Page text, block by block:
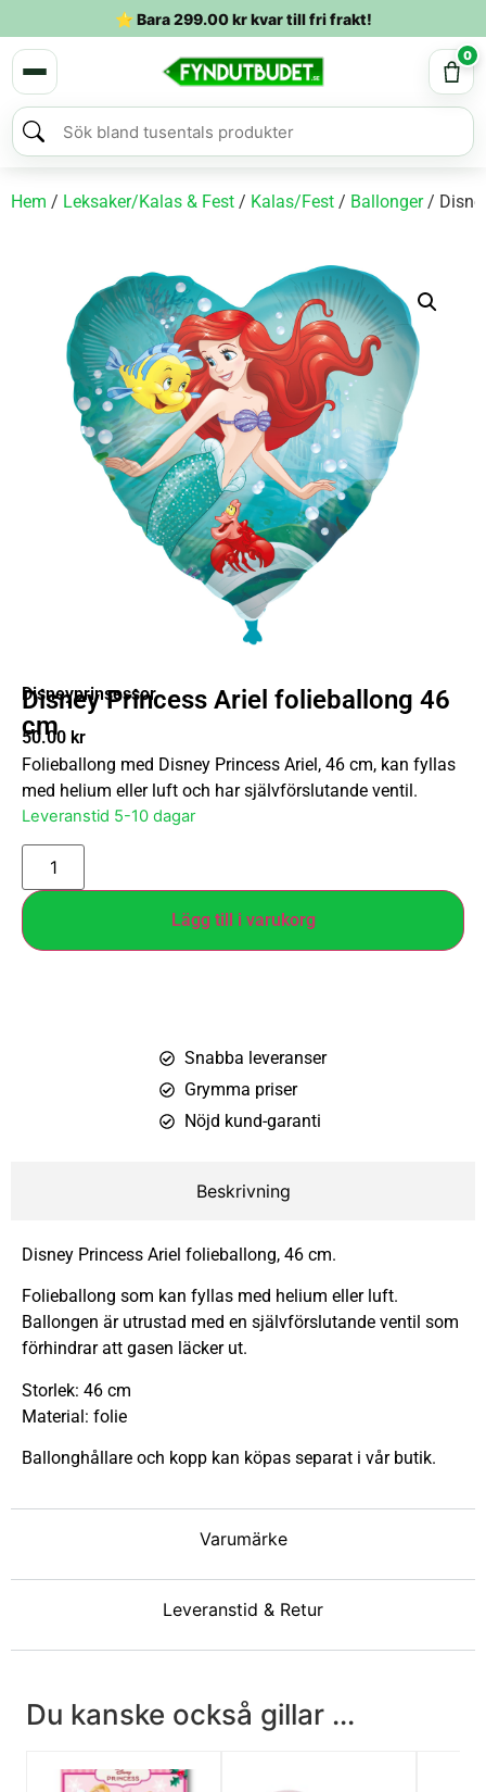
⭐ Bara299.00krkvar till fri frakt!
0
Hem / Leksaker/Kalas & Fest / Kalas/Fest / Ballonger/
Disneyprinsessor
Disney Princess Ariel folieballong 46
cm
50.00 kr
Folieballong med Disney Princess Ariel, 46 cm, kan fyllas
med helium eller luft och har självförslutande ventil.
Leveranstid 5-10 dagar
Lägg till i varukorg
Snabba leveranser
Grymma priser
Nöjd kund-garanti
Beskrivning
Varumärke
Leveranstid & Retur
Disney Princess Ariel folieballong, 46 cm.
Folieballong som kan fyllas med helium eller luft.
Ballongen är utrustad med en självförslutande ventil som
förhindrar att gasen läcker ut.
Storlek: 46 cm
Material: folie
Ballonghållare och kopp kan köpas separat i vår butik.
Du kanske också gillar ...